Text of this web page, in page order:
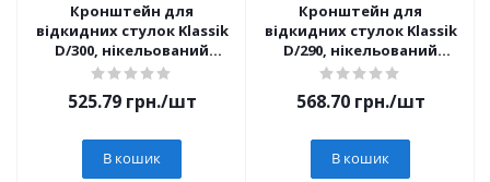
Кронштейн для
відкидних стулок Klassik
D/300, нікельований
(16173)
525.79грн./шт
В кошик
Кронштейн для
відкидних стулок Klassik
D/290, нікельований
(20864)
568.70грн./шт
В кошик